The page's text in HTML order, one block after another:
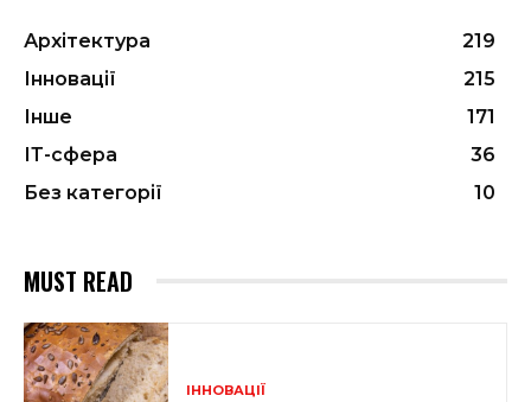
Архітектура
219
Інновації
215
Інше
171
ІТ-сфера
36
Без категорії
10
MUST READ
ІННОВАЦІЇ